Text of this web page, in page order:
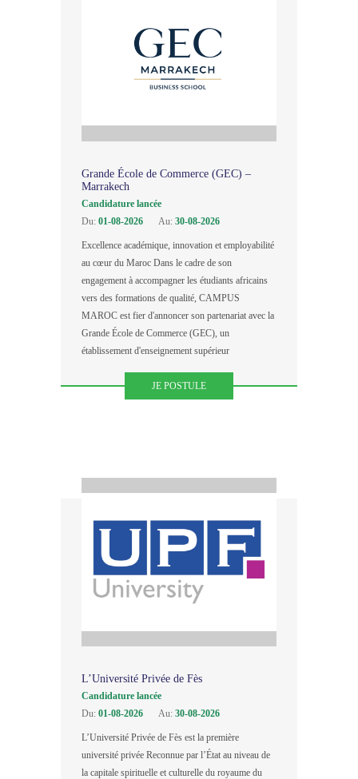
Grande École de Commerce (GEC) –
Marrakech
Candidature lancée
Du: 01-08-2026 Au: 30-08-2026
Excellence académique, innovation et employabilité
au cœur du Maroc Dans le cadre de son
engagement à accompagner les étudiants africains
vers des formations de qualité, CAMPUS
MAROC est fier d'annoncer son partenariat avec la
Grande École de Commerce (GEC), un
établissement d'enseignement supérieur
JE POSTULE
L’Université Privée de Fès
Candidature lancée
Du: 01-08-2026 Au: 30-08-2026
L’Université Privée de Fès est la première
université privée Reconnue par l’État au niveau de
la capitale spirituelle et culturelle du royaume du